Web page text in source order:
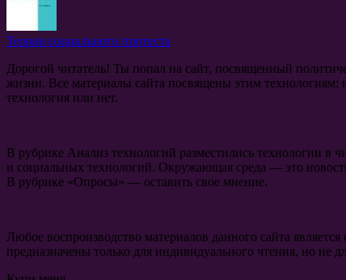
Теория социального протеста
Дорогой читатель! Ты попал на сайт, посвященный
жизни. Все материалы сайта посвящены этим
технология или нет.
В рубрике Анализ технологий разместились технологии в
и социальных технологий. Окружающая среда — это
В рубрике «Опросы» — оставить свое мнение.
Любое воспроизводство материалов данного сайта
предназначены только для индивидуального чтения, но не